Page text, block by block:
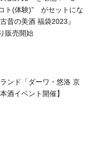
ト(体験)” がセットにな
昔の美酒 福袋2023』
販売開始
ランド「ダーワ・悠洛 京
酒イベント開催】